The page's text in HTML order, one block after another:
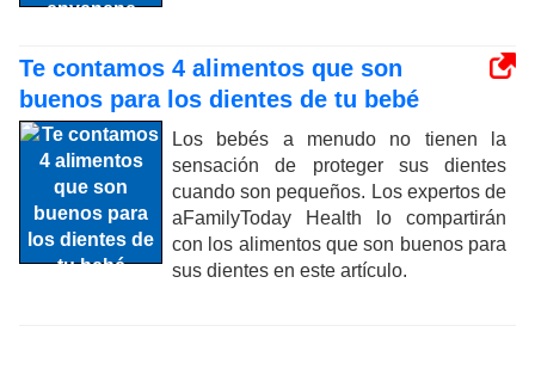
Te contamos 4 alimentos que son
buenos para los dientes de tu bebé
Los bebés a menudo no tienen la
sensación de proteger sus dientes
cuando son pequeños. Los expertos de
aFamilyToday Health lo compartirán
con los alimentos que son buenos para
sus dientes en este artículo.